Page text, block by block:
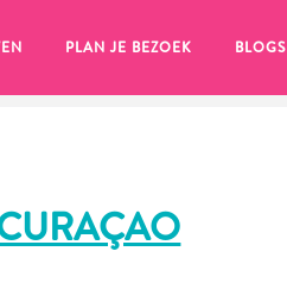
PLAN JE BEZOEK BLOGS